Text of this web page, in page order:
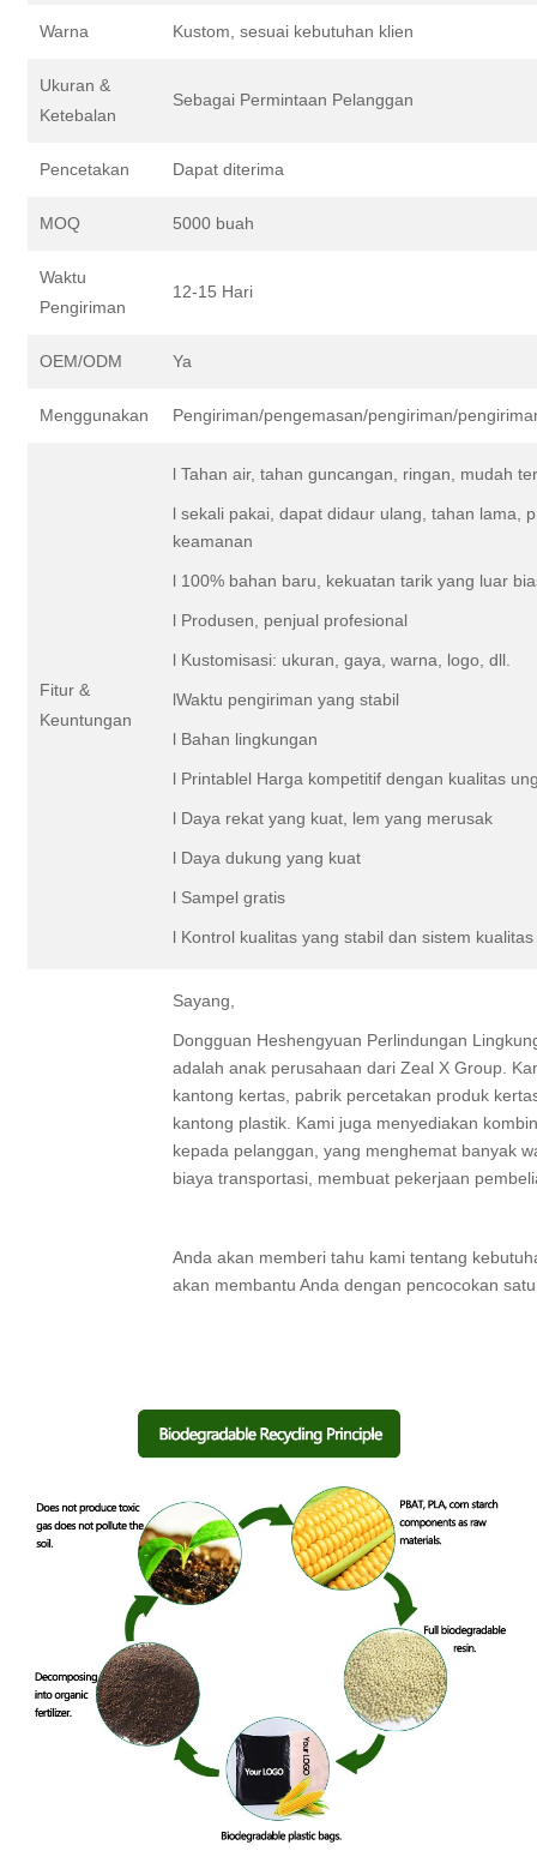
Warna Kustom, sesuai kebutuhan klien
Ukuran &
Ketebalan
Sebagai Permintaan Pelanggan
Pencetakan Dapat diterima
MOQ 5000 buah
Waktu
Pengiriman
12-15 Hari
OEM/ODM Ya
Menggunakan Pengiriman/pengemasan/pengiriman/
Fitur &
Keuntungan
l Tahan air, tahan guncangan, ringan, mudah
l sekali pakai, dapat didaur ulang, tahan lama,
keamanan
l 100% bahan baru, kekuatan tarik yang luar
l Produsen, penjual profesional
l Kustomisasi: ukuran, gaya, warna, logo, dll.
lWaktu pengiriman yang stabil
l Bahan lingkungan
l Printablel Harga kompetitif dengan kualitas
l Daya rekat yang kuat, lem yang merusak
l Daya dukung yang kuat
l Sampel gratis
l Kontrol kualitas yang stabil dan sistem
Sayang,
Dongguan Heshengyuan Perlindungan
adalah anak perusahaan dari Zeal X Group.
kantong kertas, pabrik percetakan produk
kantong plastik. Kami juga menyediakan
kepada pelanggan, yang menghemat banyak
biaya transportasi, membuat pekerjaan
Anda akan memberi tahu kami tentang
akan membantu Anda dengan pencocokan